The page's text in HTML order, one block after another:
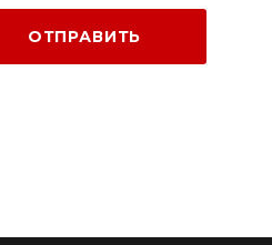
ОТПРАВИТЬ